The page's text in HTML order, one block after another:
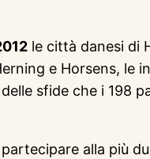
le città danesi di
e Horsens, le
sfide che i
alla più